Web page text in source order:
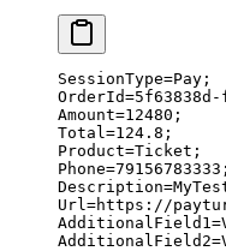
SessionType=Pay ;
OrderId=5f63838d -
Amount=12480 ;
Total =124.8 ;
Product=Ticket ;
Phone=79156783333 ;
Description=
Url =https : //
AdditionalField1 =
AdditionalField2=